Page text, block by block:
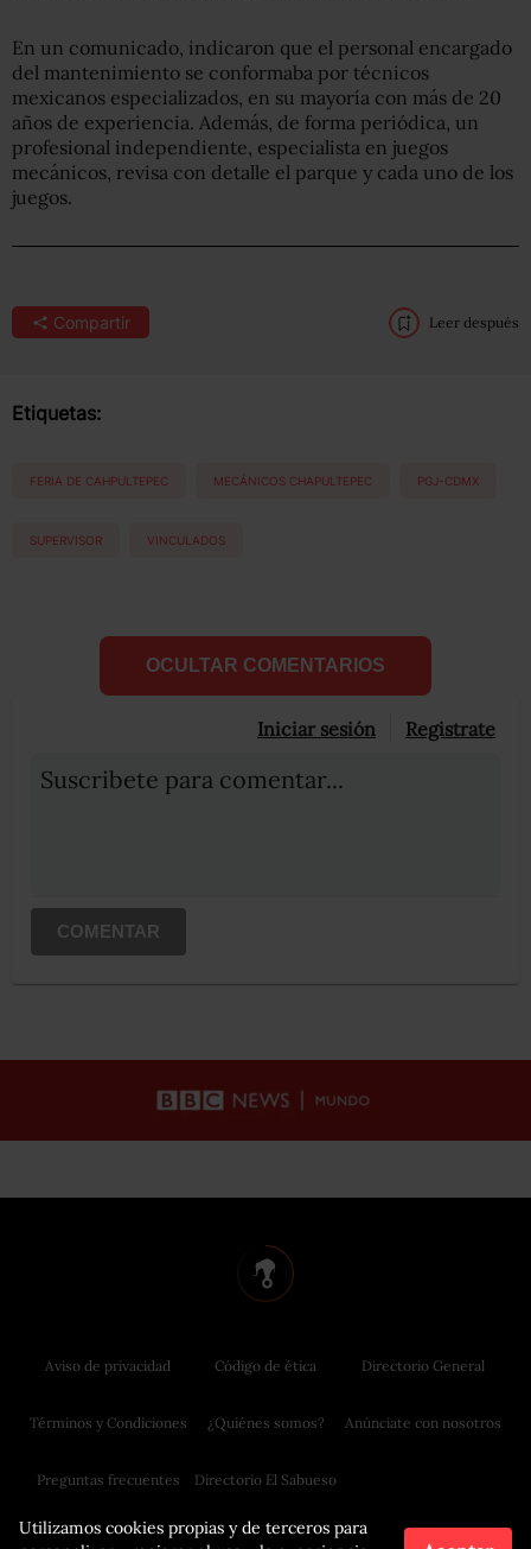
En un comunicado, indicaron que el personal encargado
del mantenimiento se conformaba por técnicos
mexicanos especializados, en su mayoría con más de 20
años de experiencia. Además, de forma periódica, un
profesional independiente, especialista en juegos
mecánicos, revisa con detalle el parque y cada uno de los
juegos.
Compartir Leer después
Etiquetas:
FERIA DE CAHPULTEPEC MECÁNICOS CHAPULTEPEC PGJ-CDMX
SUPERVISOR VINCULADOS
OCULTAR COMENTARIOS
Iniciar sesión Registrate
Suscribete para comentar...
COMENTAR
Utilizamos cookies propias y de terceros para
Aviso de privacidad
Términos y Condiciones
Preguntas frecuentes
Código de ética
¿Quiénes somos?
Directorio El Sabueso
Directorio General
Anúnciate con nosotros